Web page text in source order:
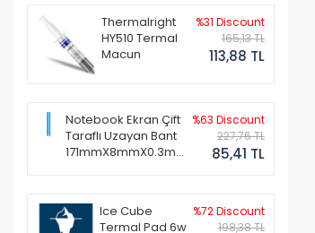
Thermalright
HY510 Termal
Macun
%31 Discount
165,13 TL
113,88 TL
Notebook Ekran Çift
Taraflı Uzayan Bant
171mmX8mmX0.3mm
%63 Discount
227,76 TL
85,41 TL
Ice Cube
Termal Pad 6w
%72 Discount
198,38 TL